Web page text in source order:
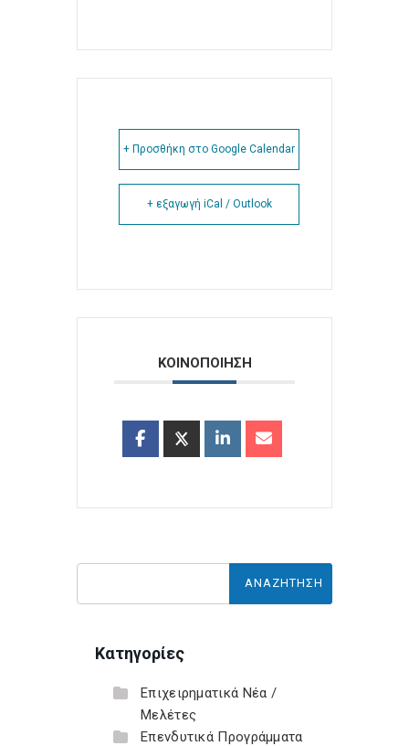
+ Προσθήκη στο Google Calendar
+ εξαγωγή iCal / Outlook
ΚΟΙΝΟΠΟΙΗΣΗ
Κατηγορίες
Επιχειρηματικά Νέα /
Μελέτες
Επενδυτικά Προγράμματα